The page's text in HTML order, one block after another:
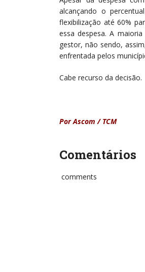
alcançando o
flexibilização até 60%
essa despesa. A
gestor, não sendo,
enfrentada pelos
Cabe recurso da decisão.
Por Ascom / TCM
Comentários
comments